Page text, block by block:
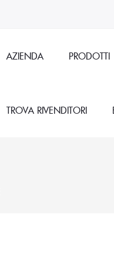
AZIENDA PRODOTTI
TROVA RIVENDITORI